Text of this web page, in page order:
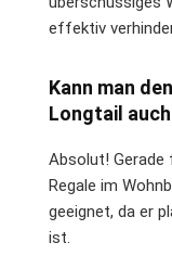
effektiv
Kann man
Longtail
Absolut! Gerade
Regale im
geeignet, da er
ist.